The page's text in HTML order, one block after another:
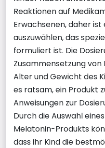
Reaktionen auf
Erwachsenen, daher ist
auszuwählen, das
formuliert ist. Die
Zusammensetzung
Alter und Gewicht des
es ratsam, ein Produkt
Anweisungen zur
Durch die Auswahl
Melatonin-Produkts
dass ihr Kind die